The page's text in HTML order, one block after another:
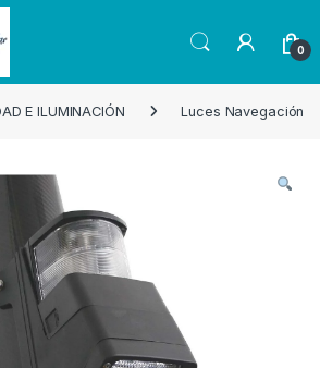
0
E ILUMINACIÓN Luces Navegación